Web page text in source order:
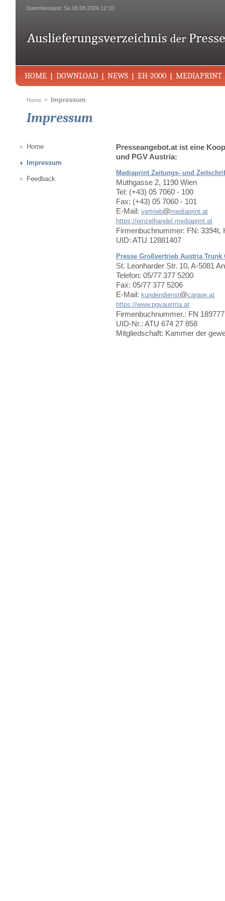
Datenbestand: Sa 08.08.2026 12:10
HOME DOWNLOAD NEWS EH-2000 MEDIAPRINT
Home Impressum
Impressum
Home
Impressum
Feedback
Presseangebot.at ist eine
und PGV Austria:
Mediaprint Zeitungs- und
Muthgasse 2, 1190 Wien
Tel: (+43) 05 7060 - 100
Fax: (+43) 05 7060 - 101
E-Mail: vertrieb@mediaprint.at
https://einzelhandel.mediaprint.at
Firmenbuchnummer: FN: 3394t,
UID: ATU 12881407
Presse Großvertrieb Austria Trunk
St. Leonharder Str. 10, A-5081
Telefon: 05/77 377 5200
Fax: 05/77 377 5206
E-Mail: kundendienst@cargoe.at
https://www.pgvaustria.at
Firmenbuchnummer.: FN
UID-Nr.: ATU 674 27 858
Mitgliedschaft: Kammer der